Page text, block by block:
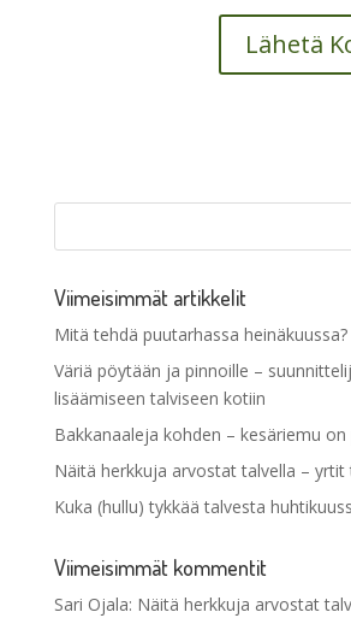
Viimeisimmät artikkelit
Mitä tehdä puutarhassa heinäkuussa?
Väriä pöytään ja pinnoille –
lisäämiseen talviseen kotiin
Bakkanaaleja kohden – kesäriemu
Näitä herkkuja arvostat talvella – yrtit
Kuka (hullu) tykkää talvesta
Viimeisimmät kommentit
Sari Ojala: Näitä herkkuja arvostat